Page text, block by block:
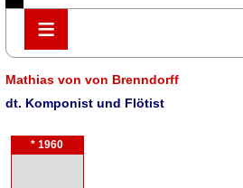
≡
≡
Mathias von von Brenndorff
dt. Komponist und Flötist
* 1960